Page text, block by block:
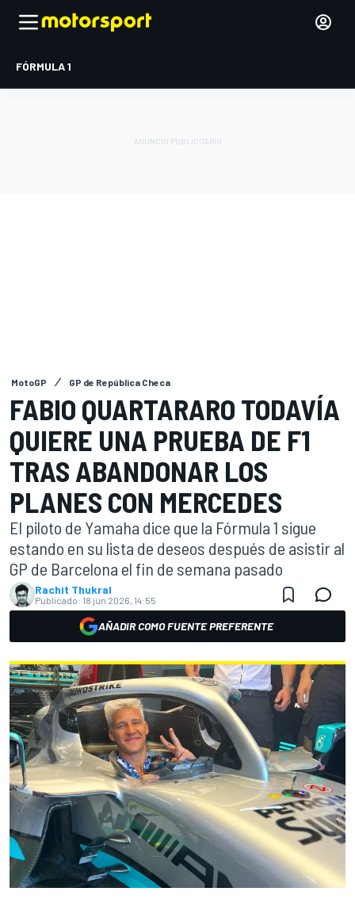
FÓRMULA 1
MotoGP GP de República Checa
FABIO QUARTARARO TODAVÍA
QUIERE UNA PRUEBA DE F1
TRAS ABANDONAR LOS
PLANES CON MERCEDES
El piloto de Yamaha dice que la Fórmula 1 sigue
estando en su lista de deseos después de asistir al
GP de Barcelona el fin de semana pasado
Rachit Thukral
Publicado: 18 jun 2026, 14:55
AÑADIR COMO FUENTE PREFERENTE